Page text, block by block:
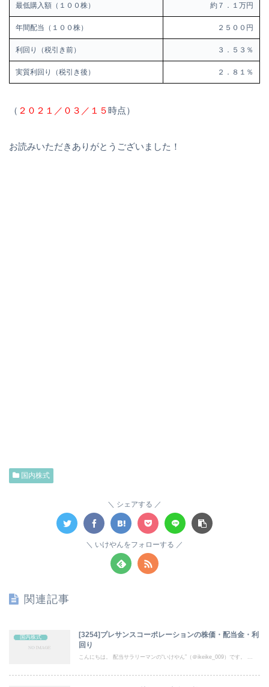
最低購入額（１００株） 約７．１万円
年間配当（１００株） ２５００円
利回り（税引き前） ３．５３％
実質利回り（税引き後） ２．８１％
（ ２０２１／０３／１５時点）
お読みいただきありがとうございました！
国内株式
シェアする
いけやんをフォローする
関連記事
国内株式
[3254]プレサンスコーポレーションの株価・配当金・利
回り
こんにちは。 配当サラリーマンの“いけやん”（＠ikeike_009）です。 ...